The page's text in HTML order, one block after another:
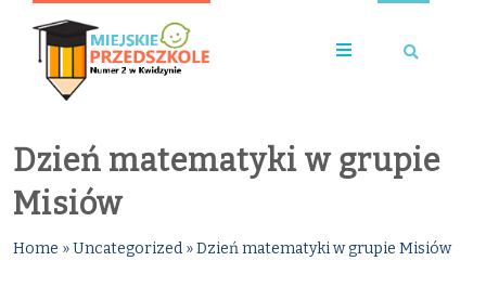
Dzień matematyki w grupie
Misiów
Home »Uncategorized »Dzień matematyki w grupie Misiów